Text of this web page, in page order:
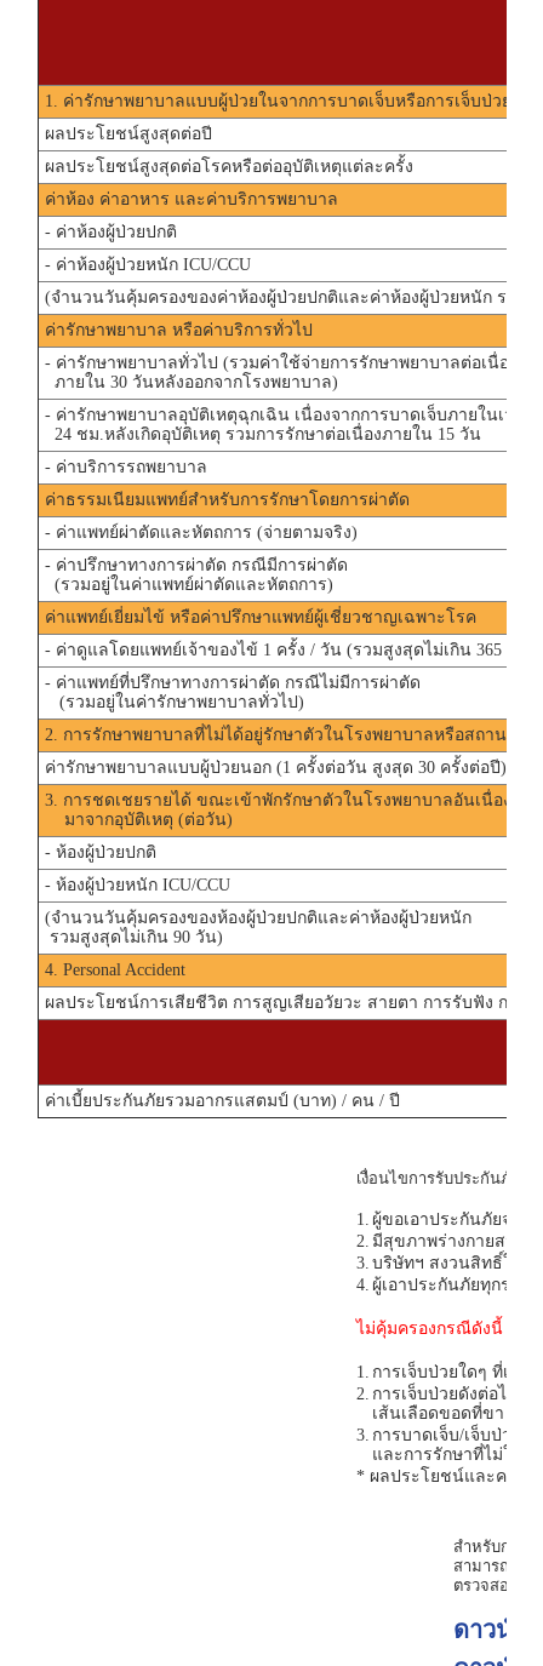
1. ค่ารักษาพยาบาลแบบผู้ป่วยในจากการบาดเจ็บหรือการเจ็บป่วย
ผลประโยชน์สูงสุดต่อปี
ผลประโยชน์สูงสุดต่อโรคหรือต่ออุบัติเหตุแต่ละครั้ง
ค่าห้อง ค่าอาหาร และค่าบริการพยาบาล
- ค่าห้องผู้ป่วยปกติ
- ค่าห้องผู้ป่วยหนัก ICU/CCU
(จำนวนวันคุ้มครองของค่าห้องผู้ป่วยปกติและค่าห้องผู้ป่วยหนัก รวม
ค่ารักษาพยาบาล หรือค่าบริการทั่วไป
- ค่ารักษาพยาบาลทั่วไป (รวมค่าใช้จ่ายการรักษาพยาบาลต่อเนื่อง
ภายใน 30 วันหลังออกจากโรงพยาบาล)
- ค่ารักษาพยาบาลอุบัติเหตุฉุกเฉิน เนื่องจากการบาดเจ็บภายในเวลา
24 ชม.หลังเกิดอุบัติเหตุ รวมการรักษาต่อเนื่องภายใน 15 วัน
- ค่าบริการรถพยาบาล
ค่าธรรมเนียมแพทย์สำหรับการรักษาโดยการผ่าตัด
- ค่าแพทย์ผ่าตัดและหัตถการ (จ่ายตามจริง)
- ค่าปรึกษาทางการผ่าตัด กรณีมีการผ่าตัด
(รวมอยู่ในค่าแพทย์ผ่าตัดและหัตถการ)
ค่าแพทย์เยี่ยมไข้ หรือค่าปรึกษาแพทย์ผู้เชี่ยวชาญเฉพาะโรค
- ค่าดูแลโดยแพทย์เจ้าของไข้ 1 ครั้ง / วัน (รวมสูงสุดไม่เกิน 365 วัน)
- ค่าแพทย์ที่ปรึกษาทางการผ่าตัด กรณีไม่มีการผ่าตัด
(รวมอยู่ในค่ารักษาพยาบาลทั่วไป)
2. การรักษาพยาบาลที่ไม่ได้อยู่รักษาตัวในโรงพยาบาลหรือสถานพย
ค่ารักษาพยาบาลแบบผู้ป่วยนอก (1 ครั้งต่อวัน สูงสุด 30 ครั้งต่อปี)
3. การชดเชยรายได้ ขณะเข้าพักรักษาตัวในโรงพยาบาลอันเนื่อง
มาจากอุบัติเหตุ (ต่อวัน)
- ห้องผู้ป่วยปกติ
- ห้องผู้ป่วยหนัก ICU/CCU
(จำนวนวันคุ้มครองของห้องผู้ป่วยปกติและค่าห้องผู้ป่วยหนัก
รวมสูงสุดไม่เกิน 90 วัน)
4. Personal Accident
ผลประโยชน์การเสียชีวิต การสูญเสียอวัยวะ สายตา การรับฟัง กา
ค่าเบี้ยประกันภัยรวมอากรแสตมป์ (บาท) / คน / ปี
เงื่อนไขการรับประกันภัย
1. ผู้ขอเอาประกันภัยจะต้
2. มีสุขภาพร่างกายสมบู
3. บริษัทฯ สงวนสิทธิ์ในก
4. ผู้เอาประกันภัยทุกราย
ไม่คุ้มครองกรณีดังนี้
1. การเจ็บป่วยใดๆ ที่เกิด
2. การเจ็บป่วยดังต่อไปนี้
เส้นเลือดขอดที่ขา เยื่อ
3. การบาดเจ็บ/เจ็บป่วย/
และการรักษาที่ไม่ใช่ค
* ผลประโยชน์และความ
สำหรับการเ
สามารถยื่น
ตรวจสอบร
ดาวน์โ